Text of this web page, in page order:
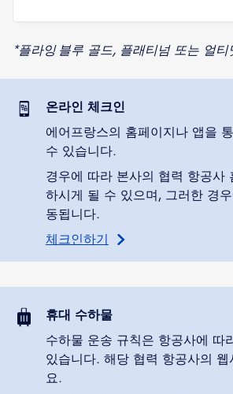
*플라잉 블루 골드, 플래티넘 또는 얼
온라인 체크인
에어프랑스의 홈페이지나 앱을
수 있습니다.
경우에 따라 본사의 협력 항공사
하시게 될 수 있으며, 그러한 경
동됩니다.
체크인하기
휴대 수하물
수하물 운송 규칙은 항공사에 따
있습니다. 해당 협력 항공사의 웹
요.